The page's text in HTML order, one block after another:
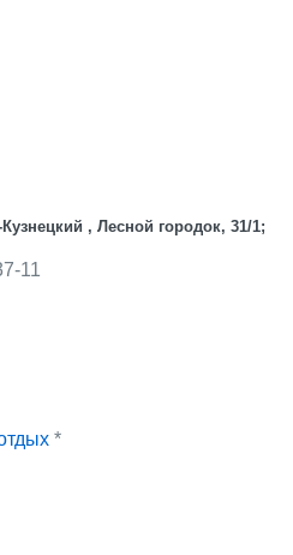
, Лесной городок, 31/1;
11
*